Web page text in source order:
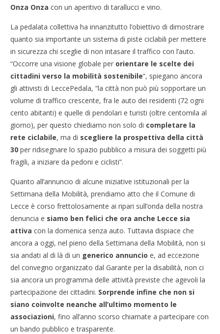
Onza Onzacon un aperitivo di tarallucci e vino.
La pedalata collettiva ha innanzitutto l’obiettivo di dimostrare
quanto sia importante un sistema di piste ciclabili per mettere
in sicurezza chi sceglie di non intasare il traffico con l’auto.
“Occorre una visione globale per orientare le scelte dei
cittadini verso la mobilità sostenibile“, spiegano ancora
gli attivisti di LeccePedala, “la città non può più sopportare un
volume di traffico crescente, fra le auto dei residenti (72 ogni
cento abitanti) e quelle di pendolari e turisti (oltre centomila al
giorno), per questo chiediamo non solo di completare la
rete ciclabile, ma di scegliere la prospettiva della città
30 per ridisegnare lo spazio pubblico a misura dei soggetti più
fragili, a iniziare da pedoni e ciclisti”.
Quanto all’annuncio di alcune iniziative istituzionali per la
Settimana della Mobilità, prendiamo atto che il Comune di
Lecce è corso frettolosamente ai ripari sull’onda della nostra
denuncia e siamo ben felici che ora anche Lecce sia
attivacon la domenica senza auto. Tuttavia dispiace che
ancora a oggi, nel pieno della Settimana della Mobilità, non si
sia andati al di là di un generico annuncio e, ad eccezione
del convegno organizzato dal Garante per la disabilità, non ci
sia ancora un programma delle attività previste che agevoli la
partecipazione dei cittadini. Sorprende infine che non si
siano coinvolte neanche all’ultimo momento le
associazioni, fino all’anno scorso chiamate a partecipare con
un bando pubblico e trasparente.